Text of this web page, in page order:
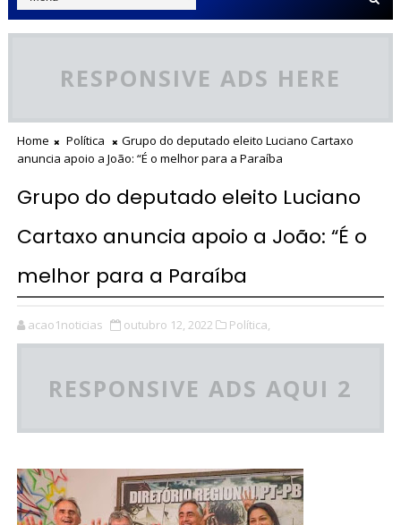
RESPONSIVE ADS HERE
Home Política
Grupo do deputado eleito Luciano Cartaxo
anuncia apoio a João: “É o melhor para a Paraíba
Grupo do deputado eleito Luciano
Cartaxo anuncia apoio a João: “É o
melhor para a Paraíba
acao1noticias outubro 12, 2022 Política,
RESPONSIVE ADS AQUI 2